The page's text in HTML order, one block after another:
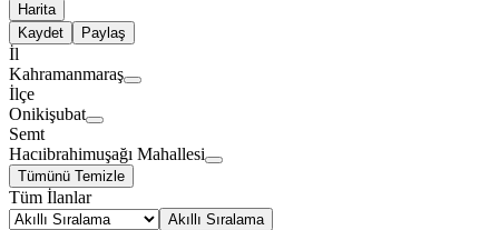
Harita
Kaydet
Paylaş
İl
Kahramanmaraş
İlçe
Onikişubat
Semt
Hacıibrahimuşağı Mahallesi
Tümünü Temizle
Tüm İlanlar
Akıllı Sıralama